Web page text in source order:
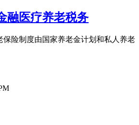
融医疗养老税务
保险制度由国家养老金计划和私人养老